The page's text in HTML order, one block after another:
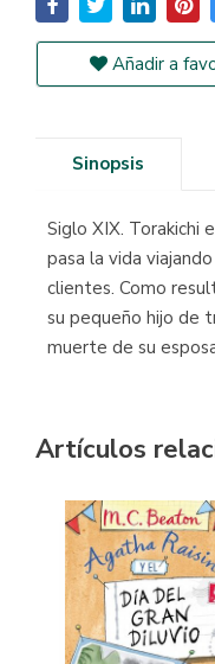
Añadir a
Sinopsis
Siglo XIX. Torakichi
pasa la vida
clientes. Como
su pequeño hijo de
muerte de su
Artículos